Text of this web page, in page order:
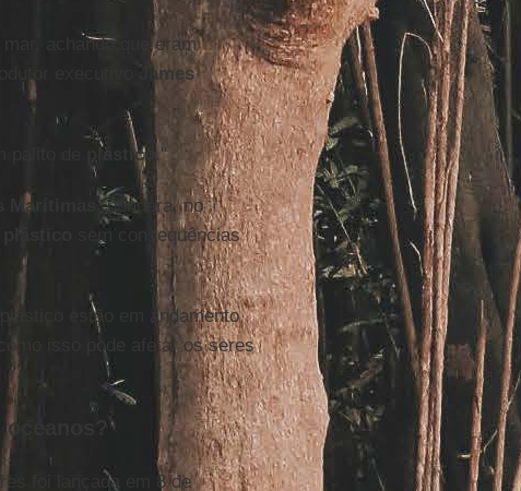
achando que eram
executivo
James
palito de plástico ."
, pondera, no
plástico
sem consequências
estão em andamento
isso pode afetar os seres
oceanos?
foi lançada em 8 de